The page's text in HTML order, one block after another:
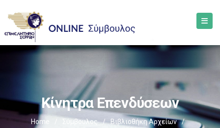
Κίνητρα Επενδύσεων
Home Σύμβουλος / Βιβλιοθήκη Αρχείων
/